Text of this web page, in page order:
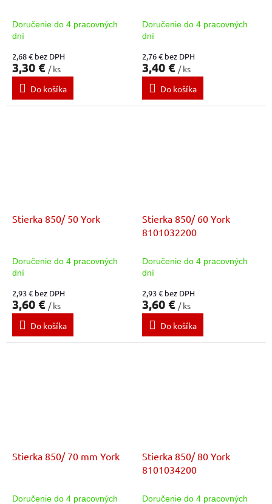
Doručenie do 4 pracovných
dní
2,68 € bez DPH
3,30 € / ks
Do košíka
Doručenie do 4 pracovných
dní
2,76 € bez DPH
3,40 € / ks
Do košíka
Stierka 850/ 50 York
Doručenie do 4 pracovných
dní
2,93 € bez DPH
3,60 € / ks
Do košíka
Stierka 850/ 60 York
8101032200
Doručenie do 4 pracovných
dní
2,93 € bez DPH
3,60 € / ks
Do košíka
Stierka 850/ 70 mm York
Doručenie do 4 pracovných
Stierka 850/ 80 York
8101034200
Doručenie do 4 pracovných